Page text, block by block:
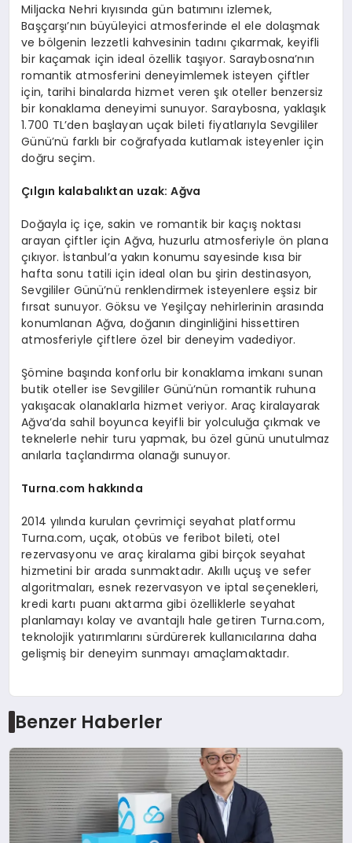
Miljacka Nehri kıyısında gün batımını izlemek,
Başçarşı’nın büyüleyici atmosferinde el ele dolaşmak
ve bölgenin lezzetli kahvesinin tadını çıkarmak, keyifli
bir kaçamak için ideal özellik taşıyor. Saraybosna’nın
romantik atmosferini deneyimlemek isteyen çiftler
için, tarihi binalarda hizmet veren şık oteller benzersiz
bir konaklama deneyimi sunuyor. Saraybosna, yaklaşık
1.700 TL’den başlayan uçak bileti fiyatlarıyla Sevgililer
Günü’nü farklı bir coğrafyada kutlamak isteyenler için
doğru seçim.
Çılgın kalabalıktan uzak: Ağva
Doğayla iç içe, sakin ve romantik bir kaçış noktası
arayan çiftler için Ağva, huzurlu atmosferiyle ön plana
çıkıyor. İstanbul’a yakın konumu sayesinde kısa bir
hafta sonu tatili için ideal olan bu şirin destinasyon,
Sevgililer Günü’nü renklendirmek isteyenlere eşsiz bir
fırsat sunuyor. Göksu ve Yeşilçay nehirlerinin arasında
konumlanan Ağva, doğanın dinginliğini hissettiren
atmosferiyle çiftlere özel bir deneyim vadediyor.
Şömine başında konforlu bir konaklama imkanı sunan
butik oteller ise Sevgililer Günü’nün romantik ruhuna
yakışacak olanaklarla hizmet veriyor. Araç kiralayarak
Ağva’da sahil boyunca keyifli bir yolculuğa çıkmak ve
teknelerle nehir turu yapmak, bu özel günü unutulmaz
anılarla taçlandırma olanağı sunuyor.
Turna.com hakkında
2014 yılında kurulan çevrimiçi seyahat platformu
Turna.com, uçak, otobüs ve feribot bileti, otel
rezervasyonu ve araç kiralama gibi birçok seyahat
hizmetini bir arada sunmaktadır. Akıllı uçuş ve sefer
algoritmaları, esnek rezervasyon ve iptal seçenekleri,
kredi kartı puanı aktarma gibi özelliklerle seyahat
planlamayı kolay ve avantajlı hale getiren Turna.com,
teknolojik yatırımlarını sürdürerek kullanıcılarına daha
gelişmiş bir deneyim sunmayı amaçlamaktadır.
Benzer Haberler